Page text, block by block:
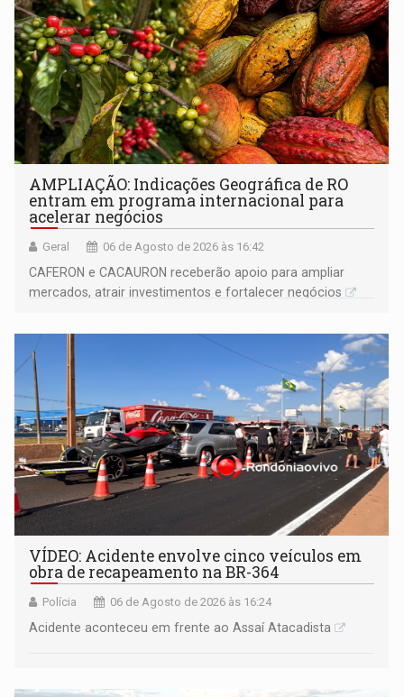
AMPLIAÇÃO: Indicações Geográfica de RO
entram em programa internacional para
acelerar negócios
Geral 06 de Agosto de 2026 às 16:42
CAFERON e CACAURON receberão apoio para ampliar
mercados, atrair investimentos e fortalecer negócios
VÍDEO: Acidente envolve cinco veículos em
obra de recapeamento na BR-364
Polícia 06 de Agosto de 2026 às 16:24
Acidente aconteceu em frente ao Assaí Atacadista